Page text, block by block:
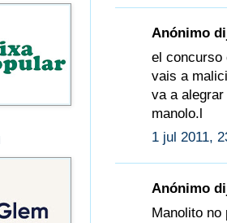
Anónimo
el concurso
vais a
va a
manolo.l
1 jul 2011,
Anónimo
Manolito